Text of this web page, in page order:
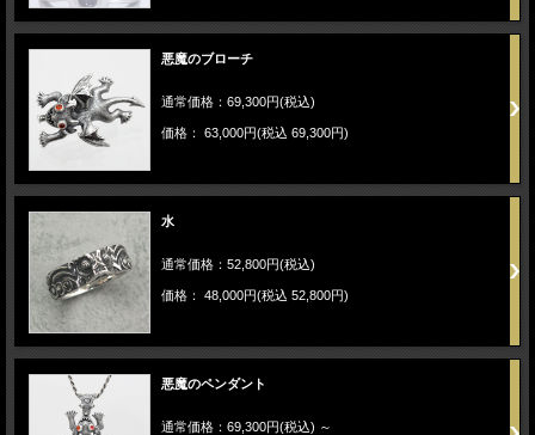
悪魔のブローチ
通常価格：69,300円(税込)
価格： 63,000円(税込 69,300円)
水
通常価格：52,800円(税込)
価格： 48,000円(税込 52,800円)
悪魔のペンダント
通常価格：69,300円(税込) ～